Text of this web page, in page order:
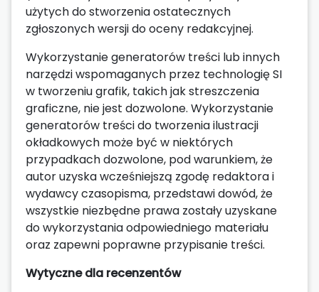
użytych do stworzenia ostatecznych
zgłoszonych wersji do oceny redakcyjnej.
Wykorzystanie generatorów treści lub innych
narzędzi wspomaganych przez technologię SI
w tworzeniu grafik, takich jak streszczenia
graficzne, nie jest dozwolone. Wykorzystanie
generatorów treści do tworzenia ilustracji
okładkowych może być w niektórych
przypadkach dozwolone, pod warunkiem, że
autor uzyska wcześniejszą zgodę redaktora i
wydawcy czasopisma, przedstawi dowód, że
wszystkie niezbędne prawa zostały uzyskane
do wykorzystania odpowiedniego materiału
oraz zapewni poprawne przypisanie treści.
Wytyczne dla recenzentów